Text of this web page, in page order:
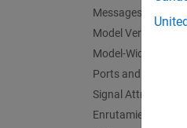
Messages & Events
Model Verification
Model-Wide Utilities
Ports and
Signal Attributes
Enrutamiento de